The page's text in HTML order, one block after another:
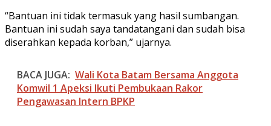
“Bantuan ini tidak termasuk yang hasil sumbangan.
Bantuan ini sudah saya tandatangani dan sudah bisa
diserahkan kepada korban,” ujarnya.
BACA JUGA: Wali Kota Batam Bersama Anggota
Komwil 1 Apeksi Ikuti Pembukaan Rakor
Pengawasan Intern BPKP